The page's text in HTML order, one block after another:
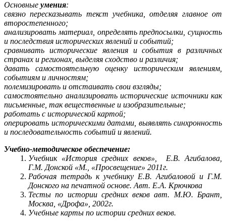
Основные умения:
связно пересказывать текст учебника, отделяя главное от
второстепенного;
анализировать материал, определять предпосылки, сущность
и последствия исторических явлений и событий;
сравнивать исторические явления и события в различных
странах и регионах, выделяя сходство и различия;
давать самостоятельную оценку историческим явлениям,
событиям и личностям;
полемизировать и отстаивать свои взгляды;
самостоятельно анализировать исторические источники как
письменные, так вещественные и изобразительные;
работать с исторической картой;
оперировать историческими датами, выявлять синхронность
и последовательность событий и явлений.
Учебно-методическое обеспечение:
Учебник «История средних веков», Е.В. Агибалова,
Г.М. Донской «М., «Просвещение» 2011г.
Рабочая тетрадь к учебнику Е.В. Агибаловой и Г.М.
Донского на печатной основе. Авт. Е.А. Крючкова
Тесты по истории средних веков авт. М.Ю. Брант,
Москва, «Дрофа», 2002г.
Учебные карты по истории средних веков.